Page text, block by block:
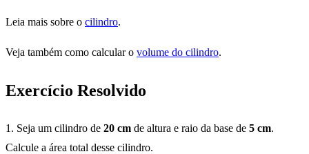
Leia mais sobre o cilindro.
Veja também como calcular o volume do cilindro.
Exercício Resolvido
1. Seja um cilindro de 20 cm de altura e raio da base de 5 cm.
Calcule a área total desse cilindro.